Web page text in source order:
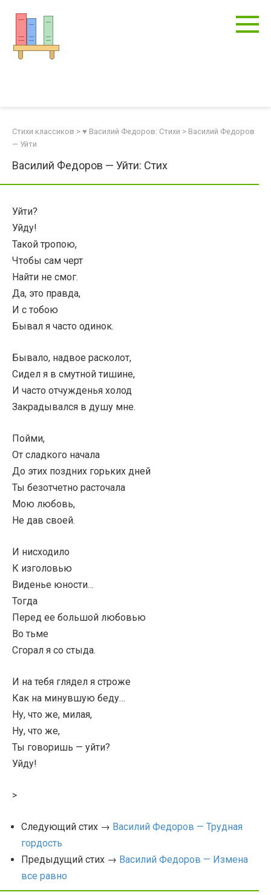
контенту
Стихи классиков > ♥ Василий Федоров: Стихи > Василий Федоров
— Уйти
Василий Федоров — Уйти: Стих
Уйти?
Уйду!
Такой тропою,
Чтобы сам черт
Найти не смог.
Да, это правда,
И с тобою
Бывал я часто одинок.
Бывало, надвое расколот,
Сидел я в смутной тишине,
И часто отчужденья холод
Закрадывался в душу мне.
Пойми,
От сладкого начала
До этих поздних горьких дней
Ты безотчетно расточала
Мою любовь,
Не дав своей.
И нисходило
К изголовью
Виденье юности…
Тогда
Перед ее большой любовью
Во тьме
Сгорал я со стыда.
И на тебя глядел я строже
Как на минувшую беду…
Ну, что же, милая,
Ну, что же,
Ты говоришь — уйти?
Уйду!
>
Следующий стих → Василий Федоров — Трудная
гордость
Предыдущий стих → Василий Федоров — Измена
все равно